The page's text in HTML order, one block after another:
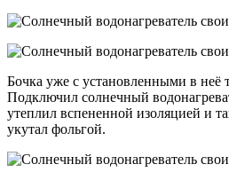
Бочка уже с установленными в неё
Подключил солнечный
утеплил вспененной изоляцией и
укутал фольгой.